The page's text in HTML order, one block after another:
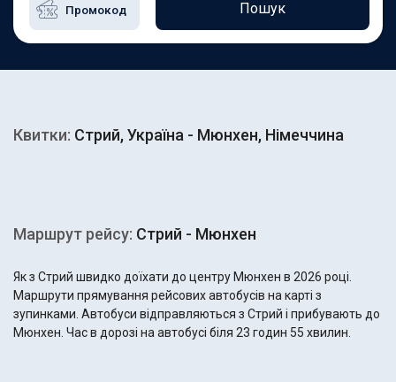
Пошук
Квитки: Стрий, Україна - Мюнхен, Німеччина
Маршрут рейсу: Стрий - Мюнхен
Як з Стрий швидко доїхати до центру Мюнхен в 2026 році.
Маршрути прямування рейсових автобусів на карті з
зупинками. Автобуси відправляються з Стрий і прибувають до
Мюнхен. Час в дорозі на автобусі біля 23 годин 55 хвилин.